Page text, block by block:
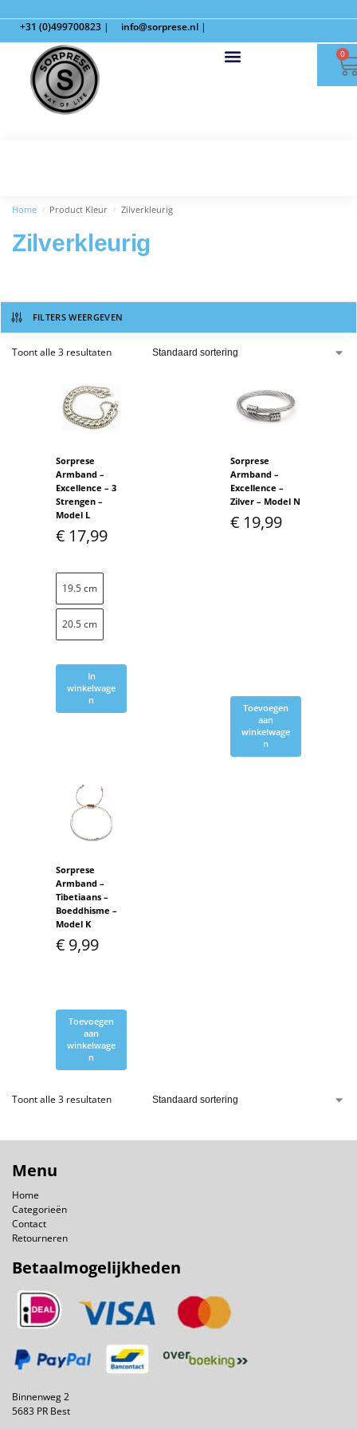
+31 (0)499700823 | info@sorprese.nl |
0
Home / Product Kleur / Zilverkleurig
Zilverkleurig
FILTERS WEERGEVEN
Toont alle 3 resultaten
Sorprese
Armband –
Excellence – 3
Strengen –
Model L
€ 17,99
19.5 cm
20.5 cm
In
winkelwage
n
Sorprese
Armband –
Excellence –
Zilver – Model N
€ 19,99
Toevoegen
aan
winkelwage
n
Sorprese
Armband –
Tibetiaans –
Boeddhisme –
Model K
€ 9,99
Toevoegen
aan
winkelwage
n
Toont alle 3 resultaten
Menu
Home
Categorieën
Contact
Retourneren
Betaalmogelijkheden
Binnenweg 2
5683 PR Best